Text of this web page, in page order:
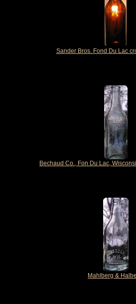
Sander Bros. Fond Du Lac
Bechaud Co., Fon Du Lac,
Mahlberg &